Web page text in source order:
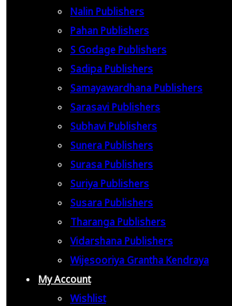
Nalin Publishers
Pahan Publishers
S Godage Publishers
Sadipa Publishers
Samayawardhana Publishers
Sarasavi Publishers
Subhavi Publishers
Sunera Publishers
Surasa Publishers
Suriya Publishers
Susara Publishers
Tharanga Publishers
Vidarshana Publishers
Wijesooriya Grantha Kendraya
My Account
Wishlist